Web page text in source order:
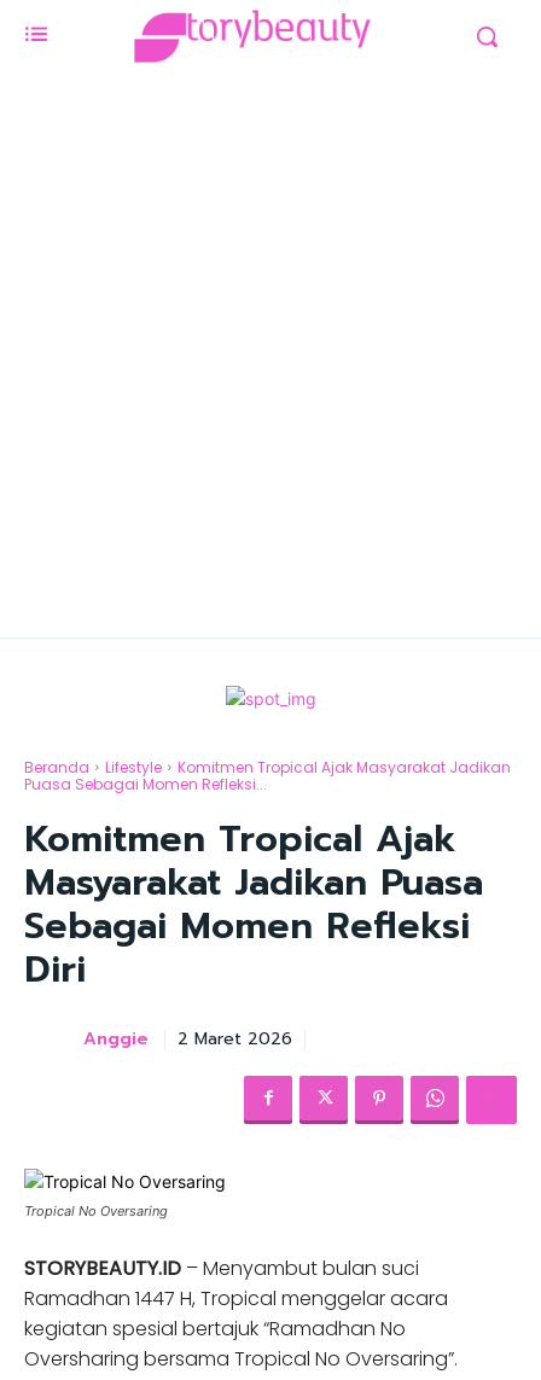
Beranda Lifestyle
Komitmen Tropical Ajak Masyarakat Jadikan
Puasa Sebagai Momen Refleksi...
Komitmen Tropical Ajak
Masyarakat Jadikan Puasa
Sebagai Momen Refleksi
Diri
Anggie 2 Maret 2026
Tropical No Oversaring
STORYBEAUTY.ID – Menyambut bulan suci
Ramadhan 1447 H, Tropical menggelar acara
kegiatan spesial bertajuk “Ramadhan No
Oversharing bersama Tropical No Oversaring”.